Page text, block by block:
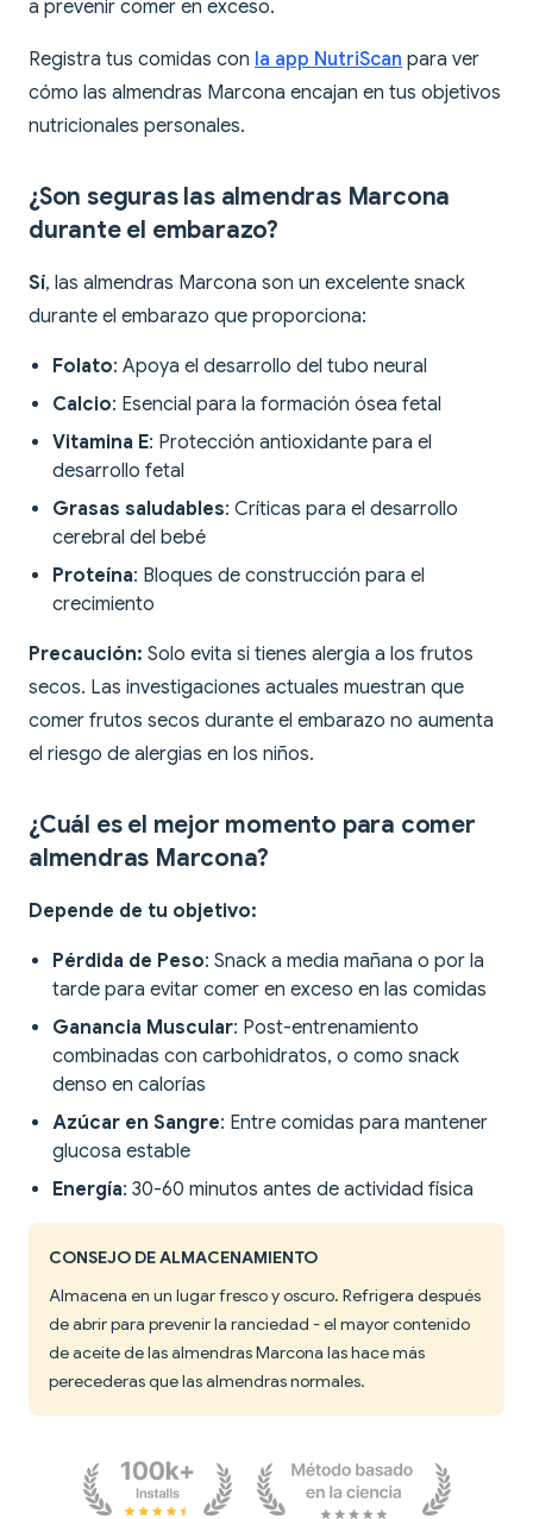
a prevenir comer en exceso.
Registra tus comidas con la app NutriScan para ver
cómo las almendras Marcona encajan en tus objetivos
nutricionales personales.
¿Son seguras las almendras Marcona
durante el embarazo?
Sí, las almendras Marcona son un excelente snack
durante el embarazo que proporciona:
Folato: Apoya el desarrollo del tubo neural
Calcio: Esencial para la formación ósea fetal
Vitamina E: Protección antioxidante para el
desarrollo fetal
Grasas saludables: Críticas para el desarrollo
cerebral del bebé
Proteína: Bloques de construcción para el
crecimiento
Precaución: Solo evita si tienes alergia a los frutos
secos. Las investigaciones actuales muestran que
comer frutos secos durante el embarazo no aumenta
el riesgo de alergias en los niños.
¿Cuál es el mejor momento para comer
almendras Marcona?
Depende de tu objetivo:
Pérdida de Peso: Snack a media mañana o por la
tarde para evitar comer en exceso en las comidas
Ganancia Muscular: Post-entrenamiento
combinadas con carbohidratos, o como snack
denso en calorías
Azúcar en Sangre: Entre comidas para mantener
glucosa estable
Energía: 30-60 minutos antes de actividad física
CONSEJO DE ALMACENAMIENTO
Almacena en un lugar fresco y oscuro. Refrigera después
de abrir para prevenir la ranciedad - el mayor contenido
de aceite de las almendras Marcona las hace más
perecederas que las almendras normales.